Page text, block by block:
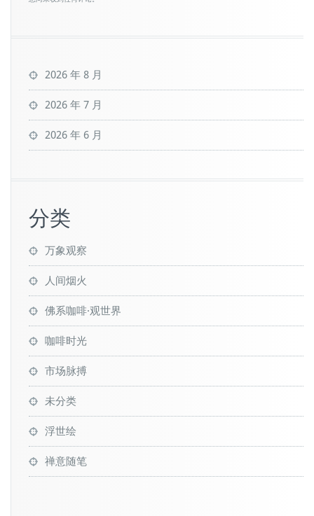
2026 年 8 月
2026 年 7 月
2026 年 6 月
分类
万象观察
人间烟火
佛系咖啡·观世界
咖啡时光
市场脉搏
未分类
浮世绘
禅意随笔